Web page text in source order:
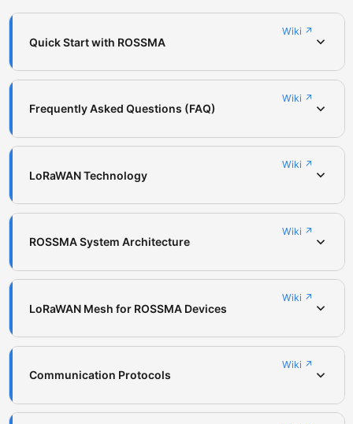
Quick Start with ROSSMA
Wiki ↗
Frequently Asked Questions (FAQ)
Wiki ↗
LoRaWAN Technology
Wiki ↗
ROSSMA System Architecture
Wiki ↗
LoRaWAN Mesh for ROSSMA Devices
Wiki ↗
Communication Protocols
Wiki ↗